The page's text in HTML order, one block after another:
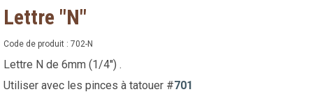
Lettre "N"
Code de produit : 702-N
Lettre N de 6mm (1/4'') .
Utiliser avec les pinces à tatouer #701